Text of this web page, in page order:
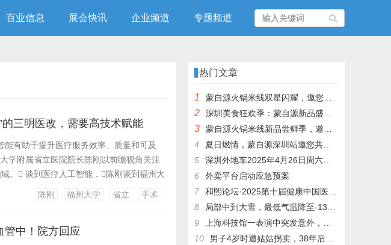
百业信息 展会快讯 企业频道 专题频道
三明医改，需要高技术赋能
有助于提升医疗服务效率、质量和可及
学附属省立医院院长陈刚以前瞻视角关注
。 谈到医疗人工智能，陈刚谈到福州大
首例跨洲际三控制台5G超远程机器人辅
陈刚 福州大学 省立 手术
管中！院方回应
热门文章
1 蒙自源火锅米线双星闪耀，邀您共享辣爽夏日盛宴！
2 深圳美食狂欢季：蒙自源新品盛宴邀您品尝
3
蒙自源火锅米线新品尝鲜季，邀您共享味蕾盛宴！
4
夏日燃情，蒙自源深圳站邀您共赴美食盛宴！
5
深圳外地车2025年4月26日周六限行吗
6
外卖平台启动应急预案
7
和熙论坛·2025第十届健康中国医药连锁发展论坛在泰州举办
8
局部中到大雪，最低气温降至-13℃，济南今冬的第一场雪，或跟去年同一时间！
9
上海科技馆一表演中突发意外，机器人从高处坠落摔毁
10
男子4岁时遭姑姑拐卖，38年后终回家认亲！聋哑父母苦寻多年，母亲已抱憾离世丨红星寻人